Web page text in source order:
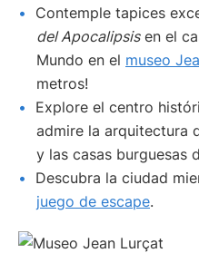
Contemple tapices
del Apocalipsisen el
Mundo en el museo
metros!
Explore el centro
admire la arquitectura
y las casas burguesas
Descubra la ciudad
juego de escape.